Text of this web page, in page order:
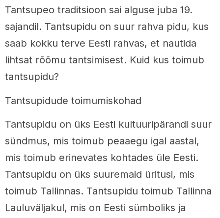
Tantsupeo traditsioon sai alguse juba 19.
sajandil. Tantsupidu on suur rahva pidu, kus
saab kokku terve Eesti rahvas, et nautida
lihtsat rõõmu tantsimisest. Kuid kus toimub
tantsupidu?
Tantsupidude toimumiskohad
Tantsupidu on üks Eesti kultuuripärandi suur
sündmus, mis toimub peaaegu igal aastal,
mis toimub erinevates kohtades üle Eesti.
Tantsupidu on üks suuremaid üritusi, mis
toimub Tallinnas. Tantsupidu toimub Tallinna
Lauluväljakul, mis on Eesti sümboliks ja